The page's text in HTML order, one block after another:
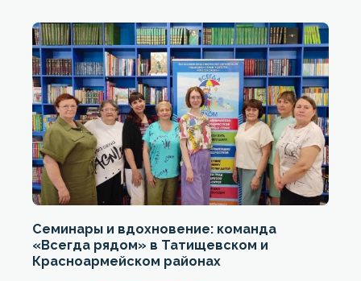
Семинары и вдохновение: команда
«Всегда рядом» в Татищевском и
Красноармейском районах